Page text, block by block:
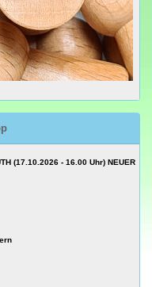
(17.10.2026 - 16.00 Uhr) NEUER